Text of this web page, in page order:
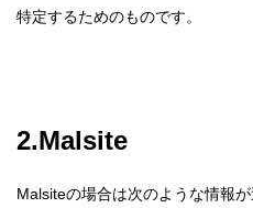
特定するためのものです。
2.Malsite
Malsiteの場合は次のような情報が